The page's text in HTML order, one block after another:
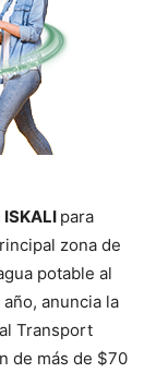
para
zona de
potable al
anuncia la
Transport
de más de $70